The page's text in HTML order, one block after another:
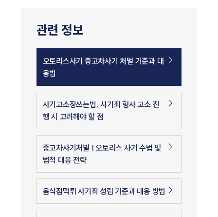
관련 정보
오토리스사기 중고차사기 처벌 기준과 대
응법
사기고소장쓰는법, 사기죄 형사 고소 진
행 시 고려해야 할 점
중고차사기처벌 | 오토리스 사기 수법 및
법적 대응 전략
음식점먹튀 사기죄 성립 기준과 대응 방법